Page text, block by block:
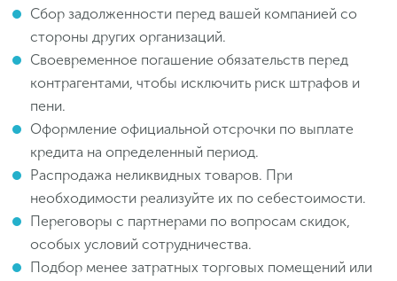
Сбор задолженности перед вашей компанией со
стороны других организаций.
Своевременное погашение обязательств перед
контрагентами, чтобы исключить риск штрафов и
пени.
Оформление официальной отсрочки по выплате
кредита на определенный период.
Распродажа неликвидных товаров. При
необходимости реализуйте их по себестоимости.
Переговоры с партнерами по вопросам скидок,
особых условий сотрудничества.
Подбор менее затратных торговых помещений или